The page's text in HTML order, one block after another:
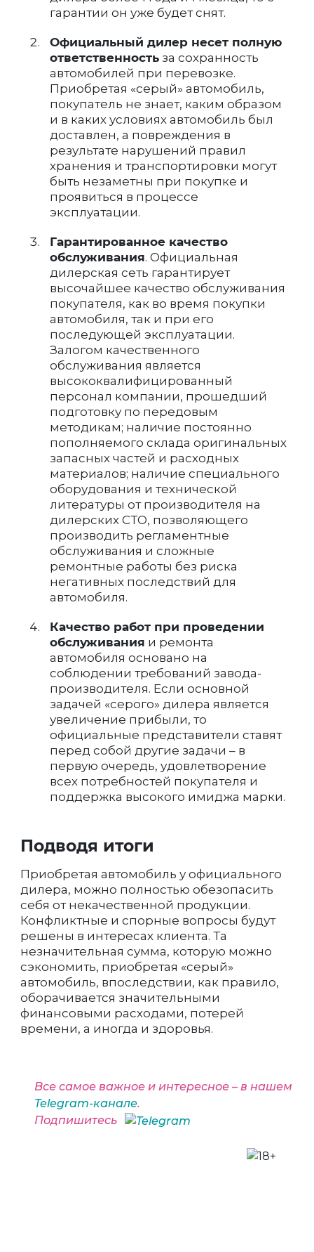
гарантии он уже будет снят.
Официальный дилер несет полную
ответственность за сохранность
автомобилей при перевозке.
Приобретая «серый» автомобиль,
покупатель не знает, каким образом
и в каких условиях автомобиль был
доставлен, а повреждения в
результате нарушений правил
хранения и транспортировки могут
быть незаметны при покупке и
проявиться в процессе
эксплуатации.
Гарантированное качество
обслуживания. Официальная
дилерская сеть гарантирует
высочайшее качество обслуживания
покупателя, как во время покупки
автомобиля, так и при его
последующей эксплуатации.
Залогом качественного
обслуживания является
высококвалифицированный
персонал компании, прошедший
подготовку по передовым
методикам; наличие постоянно
пополняемого склада оригинальных
запасных частей и расходных
материалов; наличие специального
оборудования и технической
литературы от производителя на
дилерских СТО, позволяющего
производить регламентные
обслуживания и сложные
ремонтные работы без риска
негативных последствий для
автомобиля.
Качество работ при проведении
обслуживания и ремонта
автомобиля основано на
соблюдении требований завода-
производителя. Если основной
задачей «серого» дилера является
увеличение прибыли, то
официальные представители ставят
перед собой другие задачи – в
первую очередь, удовлетворение
всех потребностей покупателя и
поддержка высокого имиджа марки.
Подводя итоги
Приобретая автомобиль у официального
дилера, можно полностью обезопасить
себя от некачественной продукции.
Конфликтные и спорные вопросы будут
решены в интересах клиента. Та
незначительная сумма, которую можно
сэкономить, приобретая «серый»
автомобиль, впоследствии, как правило,
оборачивается значительными
финансовыми расходами, потерей
времени, а иногда и здоровья.
Все самое важное и интересное – в нашем
Telegram-канале.
Подпишитесь